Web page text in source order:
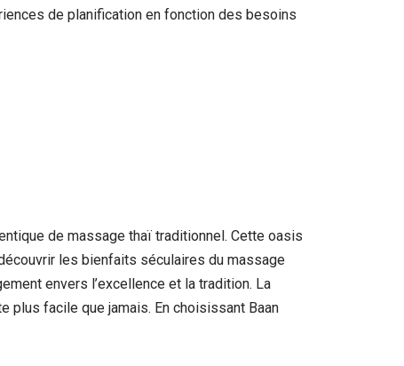
de planification en fonction des besoins
de massage thaï traditionnel. Cette oasis
les bienfaits séculaires du massage
envers l’excellence et la tradition. La
plus facile que jamais. En choisissant Baan